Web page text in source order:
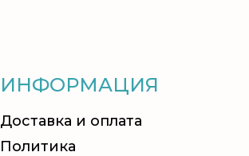
ИНФОРМАЦИЯ
Доставка и оплата
Политика